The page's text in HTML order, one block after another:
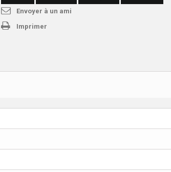
Envoyer à un ami
Imprimer